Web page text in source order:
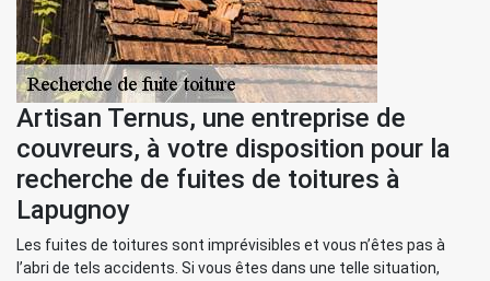
Artisan Ternus, une entreprise de
couvreurs, à votre disposition pour la
recherche de fuites de toitures à
Lapugnoy
Les fuites de toitures sont imprévisibles et vous n’êtes pas à
l’abri de tels accidents. Si vous êtes dans une telle situation,